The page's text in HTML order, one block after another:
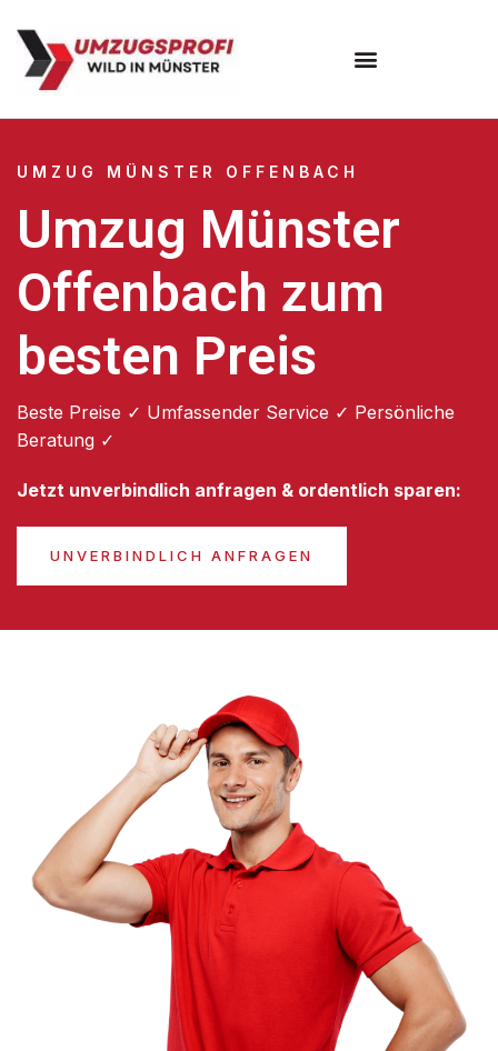
UMZUG MÜNSTER OFFENBACH
Umzug Münster
Offenbach zum
besten Preis
Beste Preise ✓ Umfassender Service ✓ Persönliche
Beratung ✓
Jetzt unverbindlich anfragen & ordentlich sparen:
UNVERBINDLICH ANFRAGEN